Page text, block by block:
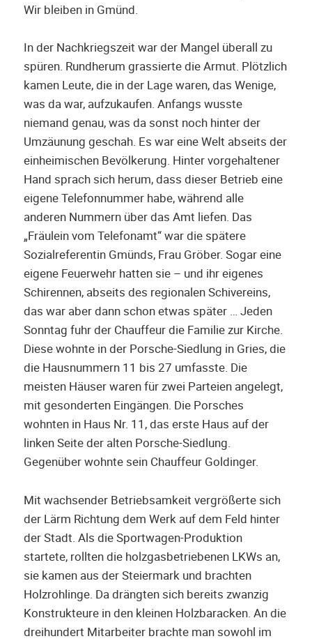
Wir bleiben in Gmünd.
In der Nachkriegszeit war der Mangel überall zu
spüren. Rundherum grassierte die Armut. Plötzlich
kamen Leute, die in der Lage waren, das Wenige,
was da war, aufzukaufen. Anfangs wusste
niemand genau, was da sonst noch hinter der
Umzäunung geschah. Es war eine Welt abseits der
einheimischen Bevölkerung. Hinter vorgehaltener
Hand sprach sich herum, dass dieser Betrieb eine
eigene Telefonnummer habe, während alle
anderen Nummern über das Amt liefen. Das
„Fräulein vom Telefonamt“ war die spätere
Sozialreferentin Gmünds, Frau Gröber. Sogar eine
eigene Feuerwehr hatten sie – und ihr eigenes
Schirennen, abseits des regionalen Schivereins,
das war aber dann schon etwas später … Jeden
Sonntag fuhr der Chauffeur die Familie zur Kirche.
Diese wohnte in der Porsche-Siedlung in Gries, die
die Hausnummern 11 bis 27 umfasste. Die
meisten Häuser waren für zwei Parteien angelegt,
mit gesonderten Eingängen. Die Porsches
wohnten in Haus Nr. 11, das erste Haus auf der
linken Seite der alten Porsche-Siedlung.
Gegenüber wohnte sein Chauffeur Goldinger.
Mit wachsender Betriebsamkeit vergrößerte sich
der Lärm Richtung dem Werk auf dem Feld hinter
der Stadt. Als die Sportwagen-Produktion
startete, rollten die holzgasbetriebenen LKWs an,
sie kamen aus der Steiermark und brachten
Holzrohlinge. Da drängten sich bereits zwanzig
Konstrukteure in den kleinen Holzbaracken. An die
dreihundert Mitarbeiter brachte man sowohl im